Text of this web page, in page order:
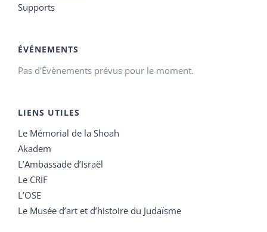
Supports
ÉVÉNEMENTS
Pas d'Évènements prévus pour le moment.
LIENS UTILES
Le Mémorial de la Shoah
Akadem
L’Ambassade d’Israël
Le CRIF
L’OSE
Le Musée d’art et d’histoire du Judaïsme